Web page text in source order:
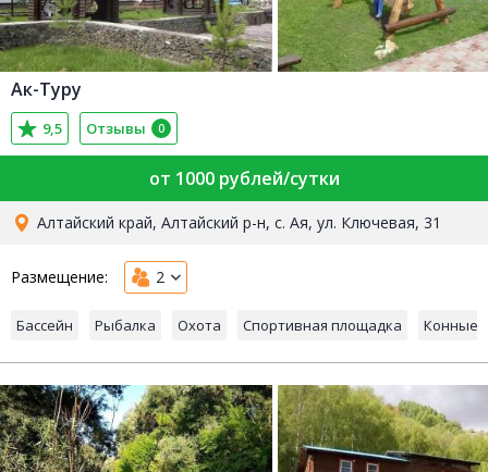
Ак-Туру
9,5 Отзывы 0
от 1000 рублей/сутки
Алтайский край, Алтайский р-н, с. Ая, ул. Ключевая, 31
Размещение: 2
Бассейн Рыбалка Охота Спортивная площадка Конные